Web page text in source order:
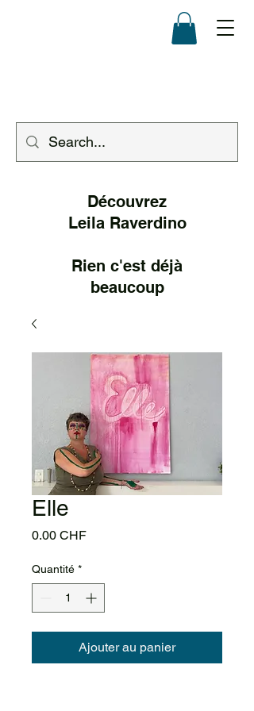
Découvrez
Leila Raverdino
Rien c'est déjà
beaucoup
Elle
0.00 CHFPrix
Quantité *
Ajouter au panier